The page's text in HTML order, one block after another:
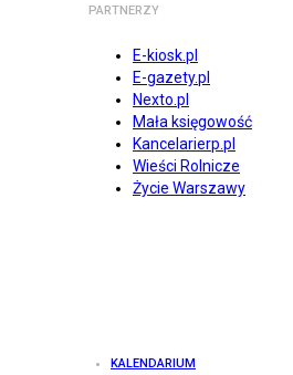
PARTNERZY
E-kiosk.pl
E-gazety.pl
Nexto.pl
Mała księgowość
Kancelarierp.pl
Wieści Rolnicze
Życie Warszawy
KALENDARIUM